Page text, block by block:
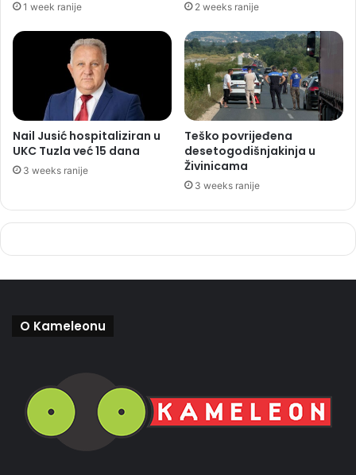
1 week ranije 2 weeks ranije
Nail Jusić hospitaliziran u
UKC Tuzla već 15 dana
3 weeks ranije
Teško povrijeđena
desetogodišnjakinja u
Živinicama
3 weeks ranije
O Kameleonu